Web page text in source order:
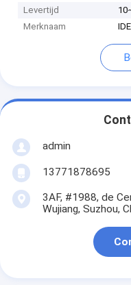
Levertijd
Merknaam
admin
13771878695
3AF, #1988, de
Wujiang, Suzhou,